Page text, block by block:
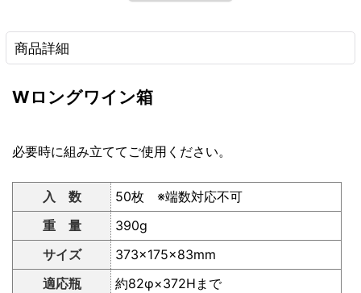
商品詳細
Wロングワイン箱
必要時に組み立ててご使用ください。
入 数
50枚 ※端数対応不可
重 量
390g
サイズ
373×175×83mm
適応瓶
約82φ×372Hまで